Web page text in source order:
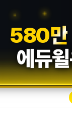
587만
에듀윌